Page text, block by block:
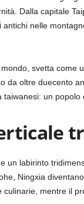
Dalla capitale
nelle
mondo, svetta
da oltre duecento
taiwanesi: un
un labirinto
Ningxia
culinarie, mentre il